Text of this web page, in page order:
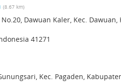
(8.67 km)
Dawuan Kaler, Kec.
41271
Kec. Pagaden,